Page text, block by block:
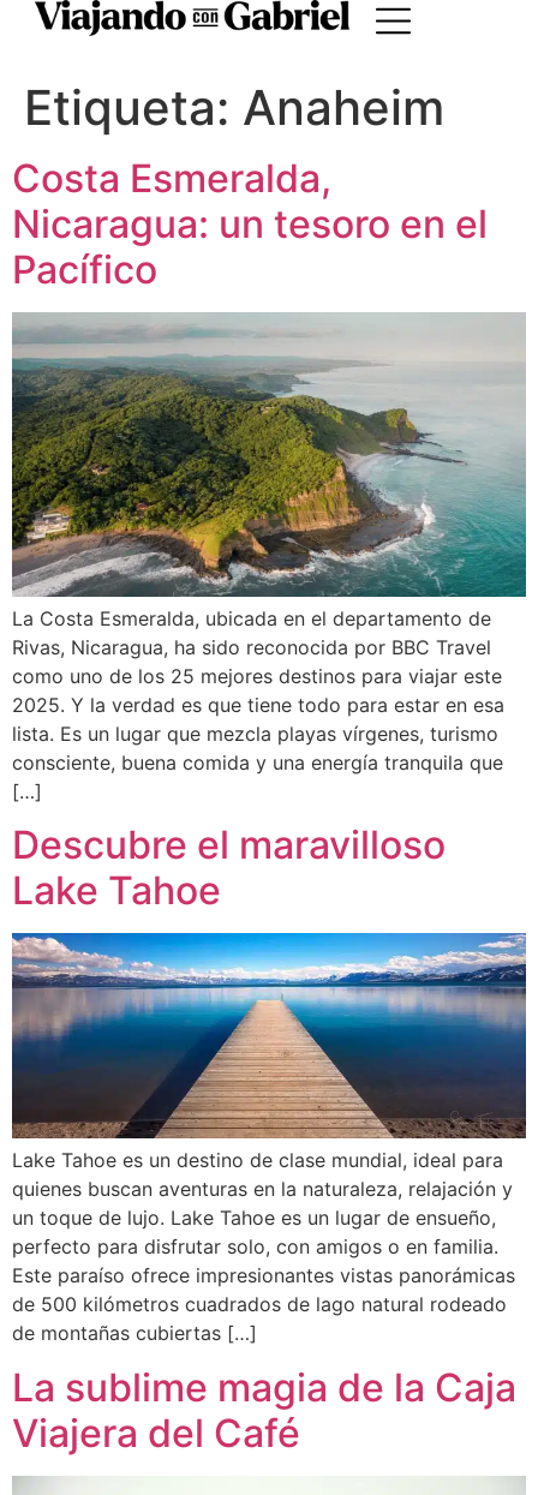
Etiqueta: Anaheim
Costa Esmeralda,
Nicaragua: un tesoro en el
Pacífico
La Costa Esmeralda, ubicada en el departamento de
Rivas, Nicaragua, ha sido reconocida por BBC Travel
como uno de los 25 mejores destinos para viajar este
2025. Y la verdad es que tiene todo para estar en esa
lista. Es un lugar que mezcla playas vírgenes, turismo
consciente, buena comida y una energía tranquila que
[…]
Descubre el maravilloso
Lake Tahoe
Lake Tahoe es un destino de clase mundial, ideal para
quienes buscan aventuras en la naturaleza, relajación y
un toque de lujo. Lake Tahoe es un lugar de ensueño,
perfecto para disfrutar solo, con amigos o en familia.
Este paraíso ofrece impresionantes vistas panorámicas
de 500 kilómetros cuadrados de lago natural rodeado
de montañas cubiertas […]
La sublime magia de la Caja
Viajera del Café